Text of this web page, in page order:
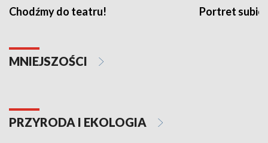
Chodźmy do teatru! Portret
MNIEJSZOŚCI
PRZYRODA I EKOLOGIA